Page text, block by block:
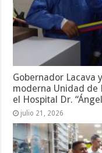
Gobernador Lacava
moderna Unidad de
el Hospital Dr.
julio 21, 2026